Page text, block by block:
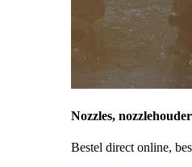
Nozzles,
Bestel direct online,